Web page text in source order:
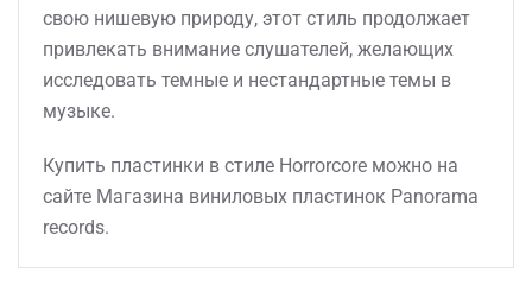
свою нишевую природу, этот стиль продолжает
привлекать внимание слушателей, желающих
исследовать темные и нестандартные темы в
музыке.
Купить пластинки в стиле Horrorcore можно на
сайте Магазина виниловых пластинок Panorama
records.